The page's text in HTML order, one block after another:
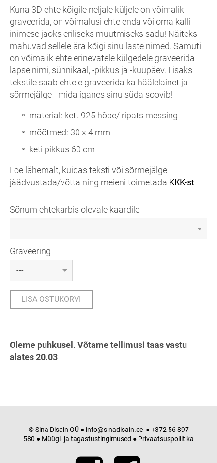
Kuna 3D ehte kõigile neljale küljele on võimalik
graveerida, on võimalusi ehte enda või oma kalli
inimese jaoks eriliseks muutmiseks sadu! Näiteks
mahuvad sellele ära kõigi sinu laste nimed. Samuti
on võimalik ehte erinevatele külgedele graveerida
lapse nimi, sünnikaal, -pikkus ja -kuupäev. Lisaks
tekstile saab ehtele graveerida ka häälelainet ja
sõrmejälge - mida iganes sinu süda soovib!
material: kett 925 hõbe/ ripats messing
mõõtmed: 30 x 4 mm
keti pikkus 60 cm
Loe lähemalt, kuidas teksti või sõrmejälge
jäädvustada/võtta ning meieni toimetada KKK-st
Sõnum ehtekarbis olevale kaardile
Graveering
LISA OSTUKORVI
Oleme puhkusel. Võtame tellimusi taas vastu
alates 20.03
© Sina Disain OÜ ● info@sinadisain.ee● +372 56 897
580 ● Müügi- ja tagastustingimused ● Privaatsuspoliitika